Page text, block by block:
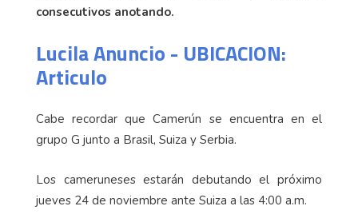
consecutivos anotando.
Lucila Anuncio - UBICACION:
Articulo
Cabe recordar que Camerún se encuentra en el
grupo G junto a Brasil, Suiza y Serbia.
Los cameruneses estarán debutando el próximo
jueves 24 de noviembre ante Suiza a las 4:00 a.m.